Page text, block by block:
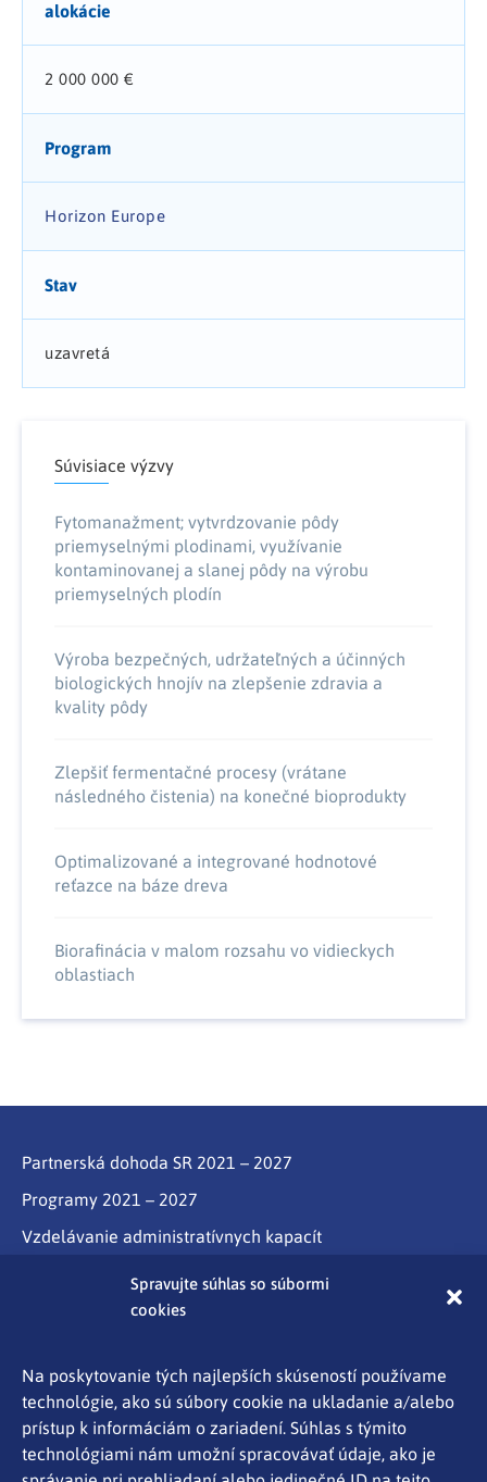
Spravujte súhlas so súbormi
cookies
Na poskytovanie tých najlepších skúseností používame
technológie, ako sú súbory cookie na ukladanie a/alebo
prístup k informáciám o zariadení. Súhlas s týmito
technológiami nám umožní spracovávať údaje, ako je
alokácie
2 000 000 €
Program
Horizon Europe
Stav
uzavretá
Súvisiace výzvy
Fytomanažment; vytvrdzovanie pôdy
priemyselnými plodinami, využívanie
kontaminovanej a slanej pôdy na výrobu
priemyselných plodín
Výroba bezpečných, udržateľných a účinných
biologických hnojív na zlepšenie zdravia a
kvality pôdy
Zlepšiť fermentačné procesy (vrátane
následného čistenia) na konečné bioprodukty
Optimalizované a integrované hodnotové
reťazce na báze dreva
Biorafinácia v malom rozsahu vo vidieckych
oblastiach
Partnerská dohoda SR 2021 – 2027
Programy 2021 – 2027
Vzdelávanie administratívnych kapacít
Program Slovensko
Aktuality
Kontakty